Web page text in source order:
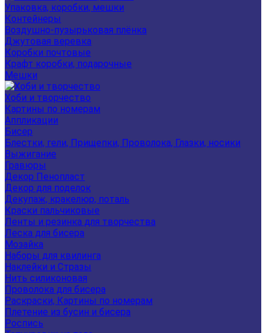
Упаковка, коробки, мешки
Контейнеры
Воздушно-пузырьковая плёнка
Джутовая веревка
Коробки почтовые
Крафт коробки, подарочные
Мешки
Хоби и творчество
Картины по номерам
Аппликации
Бисер
Блестки, гели, Прищепки, Проволока, Глазки, носики
Выжигание
Гравюры
Декор Пенопласт
Декор для поделок
Декупаж, кракелюр, поталь
Краски пальчиковые
Ленты и резинка для творчества
Леска для бисера
Мозайка
Наборы для квилинга
Наклейки и Стразы
Нить силиконовая
Проволока для бисера
Раскраски, Картины по номерам
Плетение из бусин и бисера
Роспись